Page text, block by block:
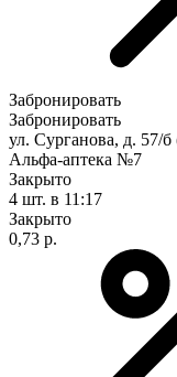
Забронировать
Забронировать
ул. Сурганова, д. 57/
Альфа-аптека №7
Закрыто
4 шт. в 11:17
Закрыто
0,73 р.